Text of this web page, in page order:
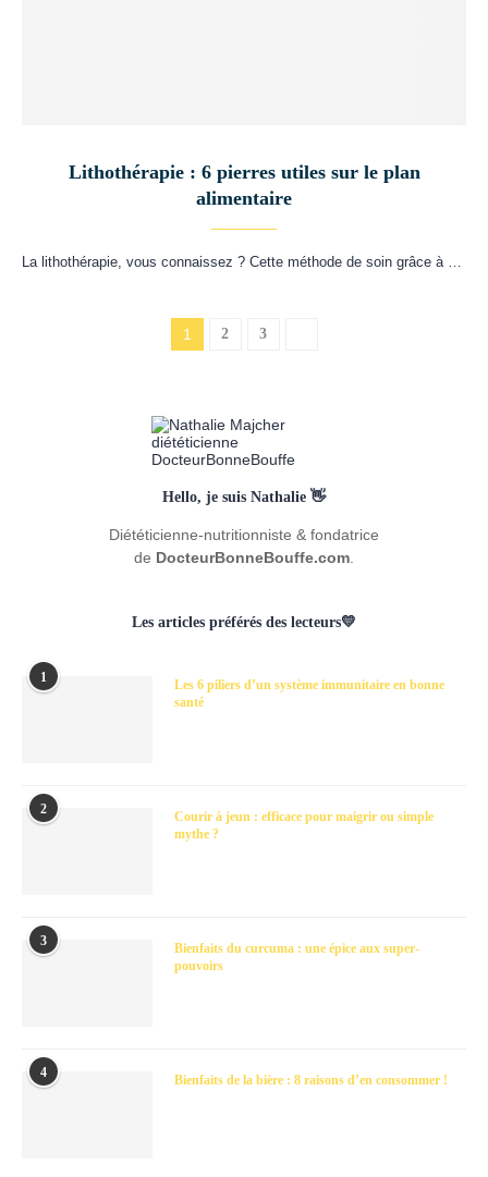
Lithothérapie : 6 pierres utiles sur le plan
alimentaire
La lithothérapie, vous connaissez ? Cette méthode de soin grâce à …
1 2 3
Hello, je suis Nathalie 👋
Diététicienne-nutritionniste & fondatrice
de DocteurBonneBouffe.com
Les articles préférés des lecteurs💛
1
Les 6 piliers d’un système immunitaire en bonne
santé
2
Courir à jeun : efficace pour maigrir ou simple
mythe ?
3
Bienfaits du curcuma : une épice aux super-
pouvoirs
4 Bienfaits de la bière : 8 raisons d’en consommer !